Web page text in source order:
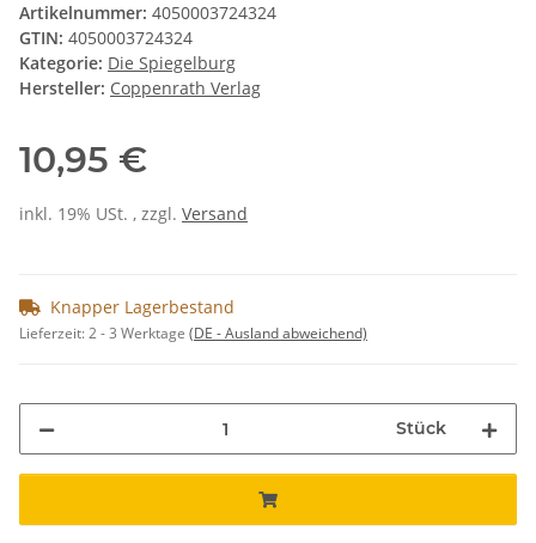
Artikelnummer: 4050003724324
GTIN: 4050003724324
Kategorie: Die Spiegelburg
Hersteller: Coppenrath Verlag
10,95 €
inkl. 19% USt. , zzgl. Versand
Knapper Lagerbestand
Lieferzeit:2 - 3 Werktage (DE - Ausland abweichend)
Stück